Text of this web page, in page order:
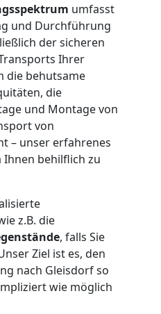
umfasst
und Durchführung
der sicheren
Ihrer
die behutsame
die
und Montage von
von
– unser erfahrenes
Ihnen behilflich zu
z.B. die
, falls Sie
Ziel ist es, den
nach Gleisdorf so
wie möglich